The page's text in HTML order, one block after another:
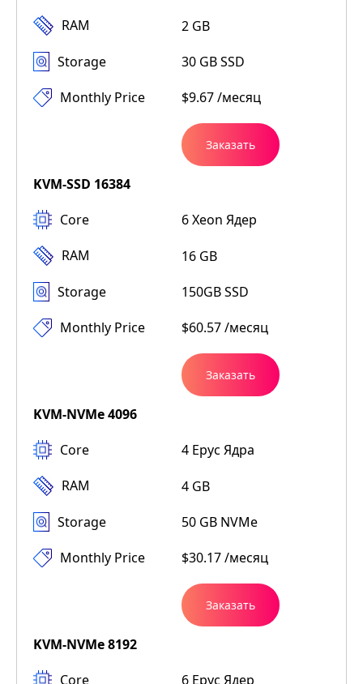
RAM
2 GB
Storage
30 GB SSD
Monthly Price
$9.67 /месяц
Заказать
KVM-SSD 16384
Core
6 Xeon Ядер
RAM
16 GB
Storage
150GB SSD
Monthly Price
$60.57 /месяц
Заказать
KVM-NVMe 4096
Core
4 Epyc Ядра
RAM
4 GB
Storage
50 GB NVMe
Monthly Price
$30.17 /месяц
Заказать
KVM-NVMe 8192
Core
6 Epyc Ядер